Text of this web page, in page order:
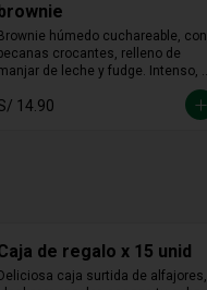
Brownie húmedo cuchareable, con
crocantes, relleno de
de leche y fudge. Intenso,
sin culpa.
14.90
de regalo x 15 unid
Deliciosa caja surtida de alfajores,